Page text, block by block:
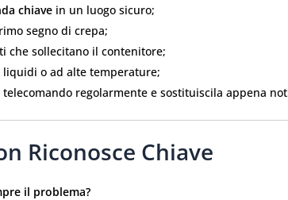
chiave in un luogo sicuro;
segno di crepa;
che sollecitano il contenitore;
liquidi o ad alte temperature;
regolarmente e sostituiscila appena
Riconosce Chiave
il problema?